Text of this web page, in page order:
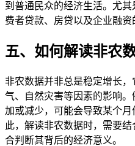
到普通民众的经济生活。尤
费者贷款、房贷以及企业融资
五、如何解读非农
非农数据并非总是稳定增长
气、自然灾害等因素的影响
加或减少，可能会导致某个
此，解读非农数据时，需要
合判断其背后的经济意义。